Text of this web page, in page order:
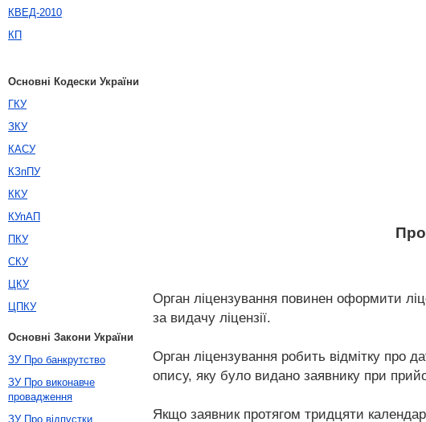
Про
Орган ліцензування повинен оформити
за видачу ліцензії.
Орган ліцензування робить відмітку про
опису, яку було видано заявнику при
Якщо заявник протягом тридцяти
КВЕД-2010
КП
Основні Кодески України
ГКУ
ЗКУ
КАСУ
КЗпПУ
ККУ
КУпАП
ПКУ
СКУ
ЦКУ
ЦПКУ
Основні Закони України
ЗУ Про банкрутство
ЗУ Про виконавче
провадження
ЗУ Про відпустки